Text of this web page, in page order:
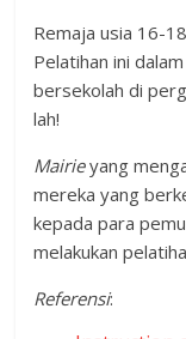
Remaja usia 16-
Pelatihan ini
bersekolah di
lah!
Mairieyang
mereka yang
kepada para
melakukan
Referensi: